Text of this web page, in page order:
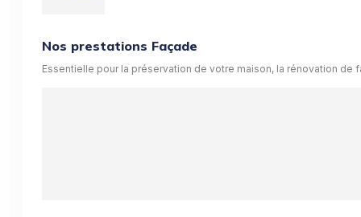
Nos prestations Façade
Essentielle pour la préservation de votre maison, la rénovation